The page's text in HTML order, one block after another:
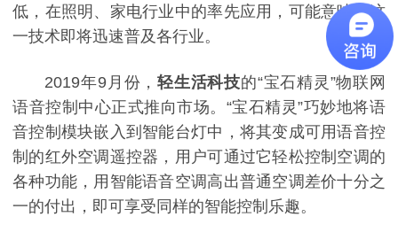
低，在照明、家电行业中的率先应用，可能意味着这
一技术即将迅速普及各行业。
2019年9月份，轻生活科技的“宝石精灵”物联网
语音控制中心正式推向市场。“宝石精灵”巧妙地将语
音控制模块嵌入到智能台灯中，将其变成可用语音控
制的红外空调遥控器，用户可通过它轻松控制空调的
各种功能，用智能语音空调高出普通空调差价十分之
一的付出，即可享受同样的智能控制乐趣。